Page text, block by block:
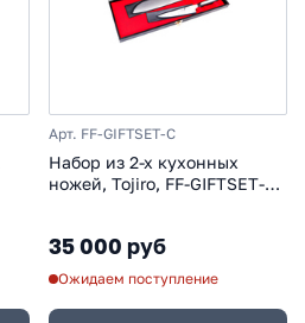
Арт. FF-GIFTSET-C
Набор из 2-х кухонных
ножей, Tojiro, FF-GIFTSET-C,
35 000 руб
Ожидаем поступление